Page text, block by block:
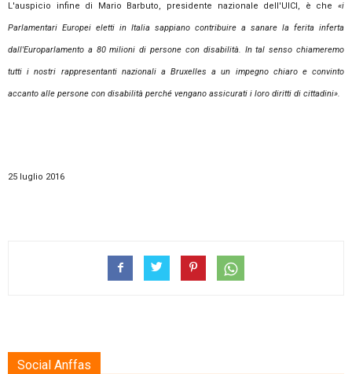
L'auspicio infine di Mario Barbuto, presidente nazionale dell'UICI, è che «i
Parlamentari Europei eletti in Italia sappiano contribuire a sanare la ferita inferta
dall'Europarlamento a 80 milioni di persone con disabilità. In tal senso chiameremo
tutti i nostri rappresentanti nazionali a Bruxelles a un impegno chiaro e convinto
accanto alle persone con disabilità perché vengano assicurati i loro diritti di cittadini».
25 luglio 2016
Social Anffas